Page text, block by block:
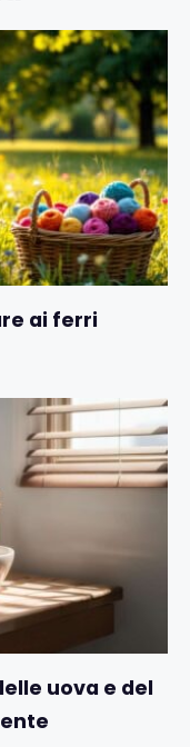
ai ferri
uova e del